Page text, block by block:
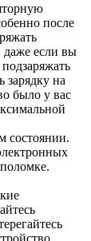
после
даже если вы
зарядку на
было у вас
состоянии.